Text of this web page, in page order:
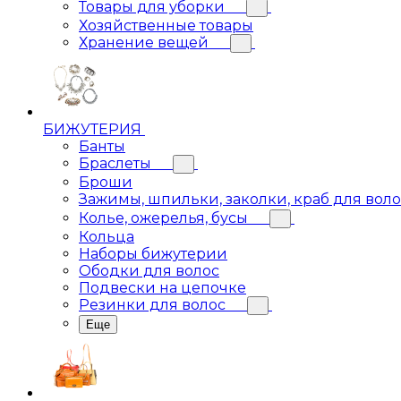
Товары для уборки
Хозяйственные товары
Хранение вещей
БИЖУТЕРИЯ
Банты
Браслеты
Броши
Зажимы, шпильки, заколки, краб для
Колье, ожерелья, бусы
Кольца
Наборы бижутерии
Ободки для волос
Подвески на цепочке
Резинки для волос
Еще